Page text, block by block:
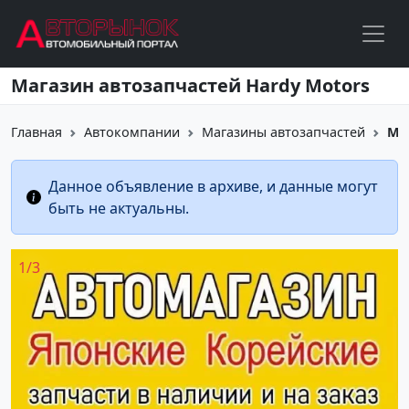
Перейти к основному содержанию
Магазин автозапчастей Hardy Motors
Главная Автокомпании Магазины автозапчастей
Данное объявление в архиве, и данные могут
быть не актуальны.
1/3